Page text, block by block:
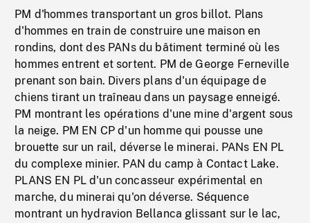
PM d'hommes transportant un gros billot. Plans
d'hommes en train de construire une maison en
rondins, dont des PANs du bâtiment terminé où les
hommes entrent et sortent. PM de George Ferneville
prenant son bain. Divers plans d'un équipage de
chiens tirant un traîneau dans un paysage enneigé.
PM montrant les opérations d'une mine d'argent sous
la neige. PM EN CP d'un homme qui pousse une
brouette sur un rail, déverse le minerai. PANs EN PL
du complexe minier. PAN du camp à Contact Lake.
PLANS EN PL d'un concasseur expérimental en
marche, du minerai qu'on déverse. Séquence
montrant un hydravion Bellanca glissant sur le lac,